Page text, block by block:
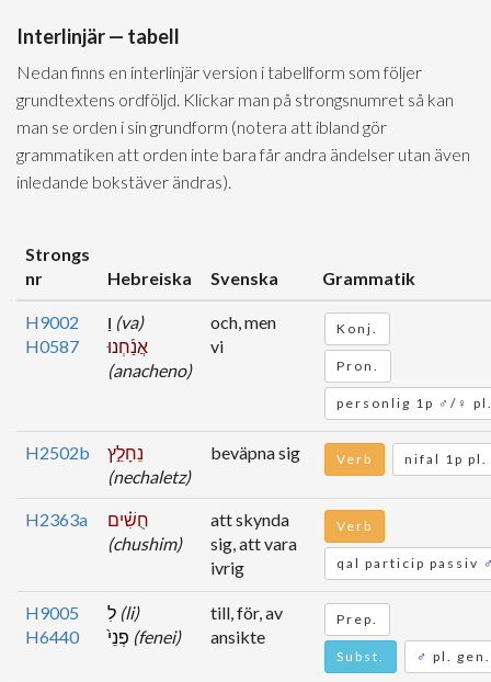
Interlinjär — tabell
Nedan finns en interlinjär version i tabellform som följer
grundtextens ordföljd. Klickar man på strongsnumret så kan
man se orden i sin grundform (notera att ibland gör
grammatiken att orden inte bara får andra ändelser utan även
inledande bokstäver ändras).
Strongs
nr
Hebreiska Svenska Grammatik
H9002
H0587
(va)
אֲנַ֜חְנוּ
(anacheno)
och, men
vi
Konj.
Pron.
personlig 1p ♂/♀
H2502b
נֵחָלֵ֣ץ
(nechaletz)
beväpna sig Verb nifal 1p pl.
H2363a
חֻשִׁ֗ים
(chushim)
att skynda
sig, att vara
ivrig
Verb
qal particip passiv
H9005
H6440
(li)
(fenei)
till, för, av
ansikte
Prep.
Subst. ♂ pl. gen.